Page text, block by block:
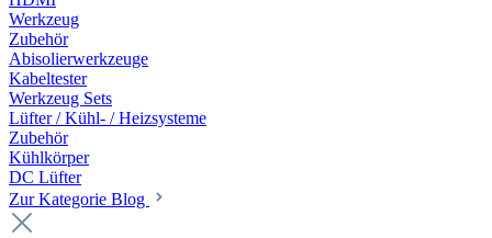
Werkzeug
Zubehör
Abisolierwerkzeuge
Kabeltester
Werkzeug Sets
Lüfter / Kühl- / Heizsysteme
Zubehör
Kühlkörper
DC Lüfter
Zur Kategorie Blog